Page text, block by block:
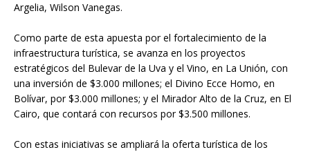
Argelia, Wilson Vanegas.
Como parte de esta apuesta por el fortalecimiento de la
infraestructura turística, se avanza en los proyectos
estratégicos del Bulevar de la Uva y el Vino, en La Unión, con
una inversión de $3.000 millones; el Divino Ecce Homo, en
Bolívar, por $3.000 millones; y el Mirador Alto de la Cruz, en El
Cairo, que contará con recursos por $3.500 millones.
Con estas iniciativas se ampliará la oferta turística de los